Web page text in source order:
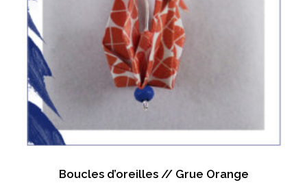
Boucles d’oreilles // Grue Orange